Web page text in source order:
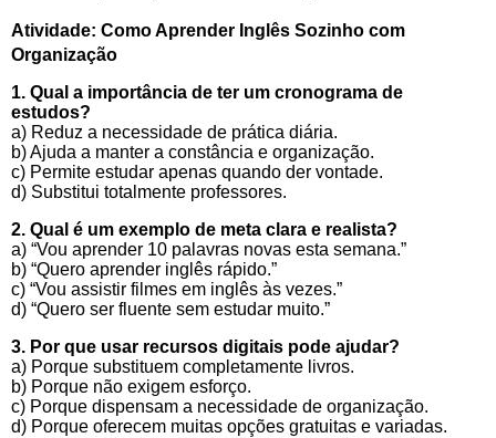
Atividade: Como Aprender Inglês Sozinho com
Organização
1. Qual a importância de ter um cronograma de
estudos?
a) Reduz a necessidade de prática diária.
b) Ajuda a manter a constância e organização.
c) Permite estudar apenas quando der vontade.
d) Substitui totalmente professores.
2. Qual é um exemplo de meta clara e realista?
a) “Vou aprender 10 palavras novas esta semana.”
b) “Quero aprender inglês rápido.”
c) “Vou assistir filmes em inglês às vezes.”
d) “Quero ser fluente sem estudar muito.”
3. Por que usar recursos digitais pode ajudar?
a) Porque substituem completamente livros.
b) Porque não exigem esforço.
c) Porque dispensam a necessidade de organização.
d) Porque oferecem muitas opções gratuitas e variadas.